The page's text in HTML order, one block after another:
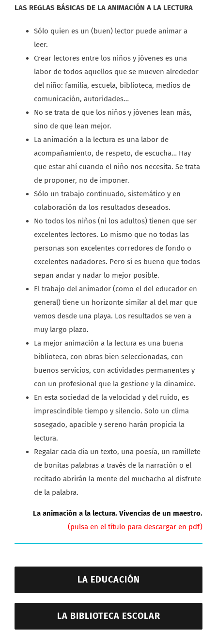
LAS REGLAS BÁSICAS DE LA ANIMACIÓN A LA LECTURA
Sólo quien es un (buen) lector puede animar a
leer.
Crear lectores entre los niños y jóvenes es una
labor de todos aquellos que se mueven alrededor
del niño: familia, escuela, biblioteca, medios de
comunicación, autoridades…
No se trata de que los niños y jóvenes lean más,
sino de que lean mejor.
La animación a la lectura es una labor de
acompañamiento, de respeto, de escucha… Hay
que estar ahí cuando el niño nos necesita. Se trata
de proponer, no de imponer.
Sólo un trabajo continuado, sistemático y en
colaboración da los resultados deseados.
No todos los niños (ni los adultos) tienen que ser
excelentes lectores. Lo mismo que no todas las
personas son excelentes corredores de fondo o
excelentes nadadores. Pero sí es bueno que todos
sepan andar y nadar lo mejor posible.
El trabajo del animador (como el del educador en
general) tiene un horizonte similar al del mar que
vemos desde una playa. Los resultados se ven a
muy largo plazo.
La mejor animación a la lectura es una buena
biblioteca, con obras bien seleccionadas, con
buenos servicios, con actividades permanentes y
con un profesional que la gestione y la dinamice.
En esta sociedad de la velocidad y del ruido, es
imprescindible tiempo y silencio. Solo un clima
sosegado, apacible y sereno harán propicia la
lectura.
Regalar cada día un texto, una poesía, un ramillete
de bonitas palabras a través de la narración o el
recitado abrirán la mente del muchacho al disfrute
de la palabra.
La animación a la lectura. Vivencias de un maestro.
(pulsa en el título para descargar en pdf)
LA EDUCACIÓN
LA BIBLIOTECA ESCOLAR